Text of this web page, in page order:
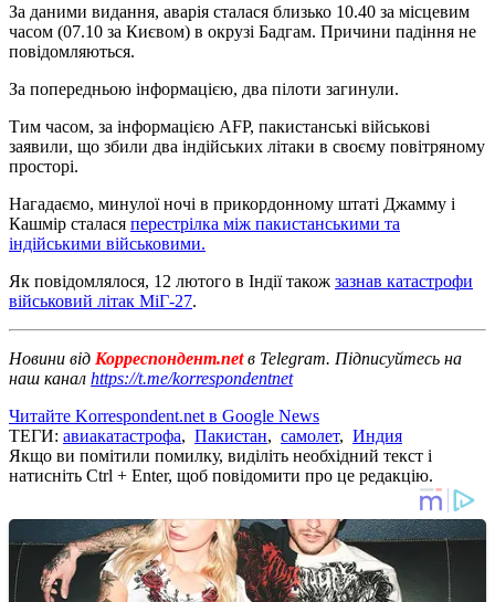
За даними видання, аварія сталася близько 10.40 за місцевим
часом (07.10 за Києвом) в окрузі Бадгам. Причини падіння не
повідомляються.
За попередньою інформацією, два пілоти загинули.
Тим часом, за інформацією AFP, пакистанські військові
заявили, що збили два індійських літаки в своєму повітряному
просторі.
Нагадаємо, минулої ночі в прикордонному штаті Джамму і
Кашмір сталася перестрілка між пакистанськими та
індійськими військовими.
Як повідомлялося, 12 лютого в Індії також зазнав катастрофи
військовий літак МіГ-27.
Новини від Корреспондент.netв Telegram. Підписуйтесь на
наш канал https://t.me/korrespondentnet
Читайте Korrespondent.net в Google News
ТЕГИ: авиакатастрофа, Пакистан, самолет, Индия
Якщо ви помітили помилку, виділіть необхідний текст і
натисніть Ctrl + Enter, щоб повідомити про це редакцію.